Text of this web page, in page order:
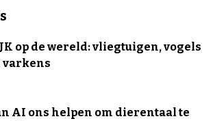
op de wereld: vliegtuigen, vogels
varkens
AI ons helpen om dierentaal te